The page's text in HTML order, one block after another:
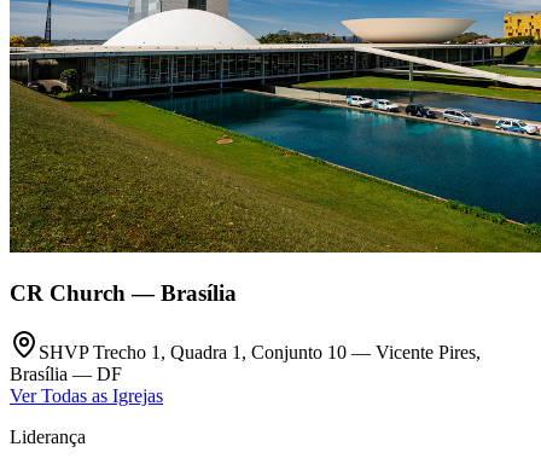
CR Church — Brasília
SHVP Trecho 1, Quadra 1, Conjunto 10 — Vicente Pires,
Brasília — DF
Ver Todas as Igrejas
Liderança